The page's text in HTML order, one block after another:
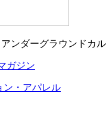
ンダーグラウンドカ
ガジン
ン・アパレル